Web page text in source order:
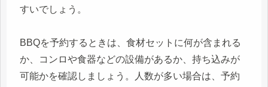
すいでしょう。
BBQを予約するときは、食材セットに何が含まれる
か、コンロや食器などの設備があるか、持ち込みが
可能かを確認しましょう。人数が多い場合は、予約